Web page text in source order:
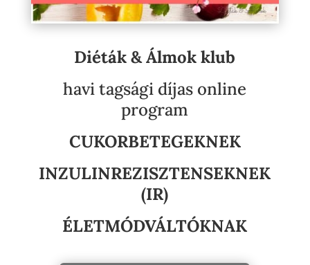
Diéták & Álmok klub
havi tagsági díjas online
program
CUKORBETEGEKNEK
INZULINREZISZTENSEKNEK
(IR)
ÉLETMÓDVÁLTÓKNAK